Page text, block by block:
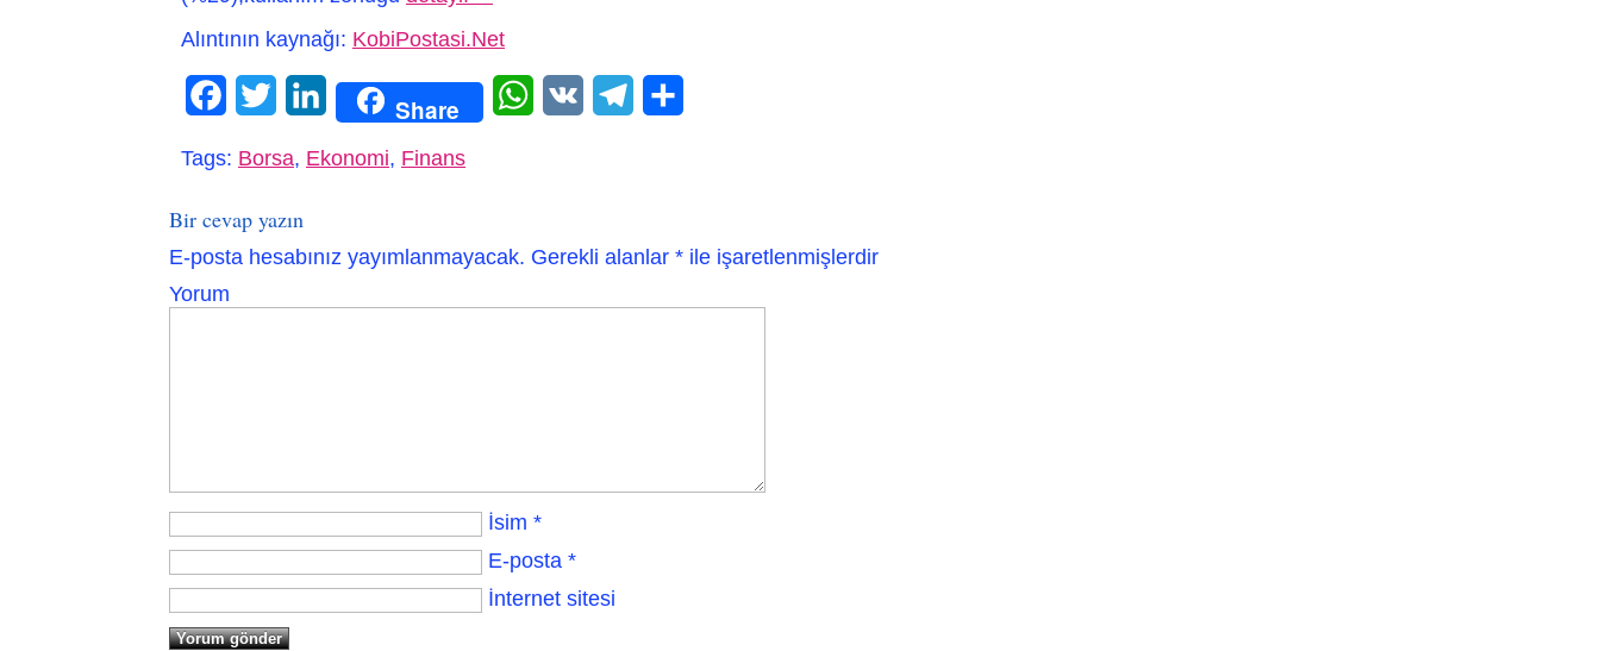
Alıntının kaynağı: KobiPostasi.Net
Facebook
Twitter LinkedIn Share WhatsApp
VK Telegram
Tags: Borsa, Ekonomi, Finans
Bir cevap yazın
E-posta hesabınız yayımlanmayacak. Gerekli alanlar * ile işaretlenmişlerdir
Yorum
İsim *
E-posta *
İnternet sitesi